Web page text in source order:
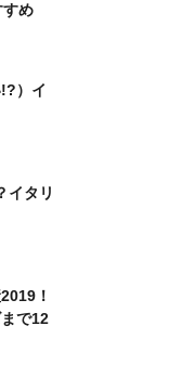
すめ
）イ
イタリ
！
で12